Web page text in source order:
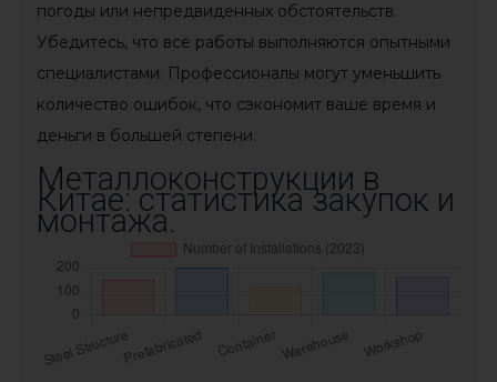
погоды или непредвиденных обстоятельств.
Убедитесь, что все работы выполняются опытными
специалистами. Профессионалы могут уменьшить
количество ошибок, что сэкономит ваше время и
деньги в большей степени.
Металлоконструкции в
Китае: статистика закупок и
монтажа.